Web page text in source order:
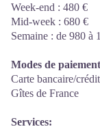
Week-end : 480 €
Mid-week : 680 €
Semaine : de 980 à
Modes de
Carte bancaire/
Gîtes de France
Services: